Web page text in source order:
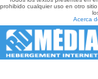
prohibido cualquier uso en otro
Acerca